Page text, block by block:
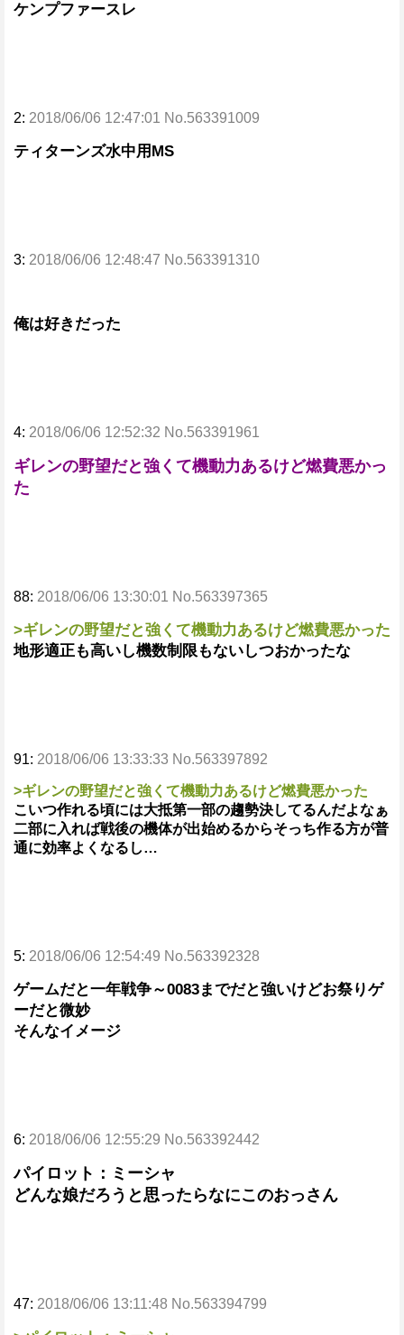
ケンプファースレ
2: 2018/06/06 12:47:01 No.563391009
ティターンズ水中用MS
3: 2018/06/06 12:48:47 No.563391310
俺は好きだった
4: 2018/06/06 12:52:32 No.563391961
ギレンの野望だと強くて機動力あるけど燃費悪かっ
た
88: 2018/06/06 13:30:01 No.563397365
>ギレンの野望だと強くて機動力あるけど燃費悪かった
地形適正も高いし機数制限もないしつおかったな
91: 2018/06/06 13:33:33 No.563397892
>ギレンの野望だと強くて機動力あるけど燃費悪かった
こいつ作れる頃には大抵第一部の趨勢決してるんだよなぁ
二部に入れば戦後の機体が出始めるからそっち作る方が普
通に効率よくなるし…
5: 2018/06/06 12:54:49 No.563392328
ゲームだと一年戦争～0083までだと強いけどお祭りゲ
ーだと微妙
そんなイメージ
6: 2018/06/06 12:55:29 No.563392442
パイロット：ミーシャ
どんな娘だろうと思ったらなにこのおっさん
47: 2018/06/06 13:11:48 No.563394799